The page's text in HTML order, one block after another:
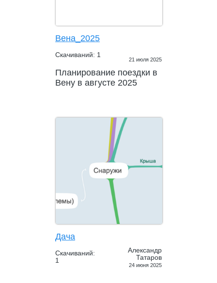
Вена_2025
Скачиваний: 1
21 июля 2025
Планирование поездки в
Вену в августе 2025
Дача
Скачиваний:
1
Александр
Татаров
24 июня 2025